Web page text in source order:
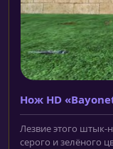
Нож HD
Лезвие этого
серого и зелёного